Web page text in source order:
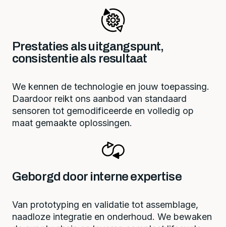
Prestaties als uitgangspunt,
consistentie als resultaat
We kennen de technologie en jouw toepassing.
Daardoor reikt ons aanbod van standaard
sensoren tot gemodificeerde en volledig op
maat gemaakte oplossingen.
Geborgd door interne expertise
Van prototyping en validatie tot assemblage,
naadloze integratie en onderhoud. We bewaken